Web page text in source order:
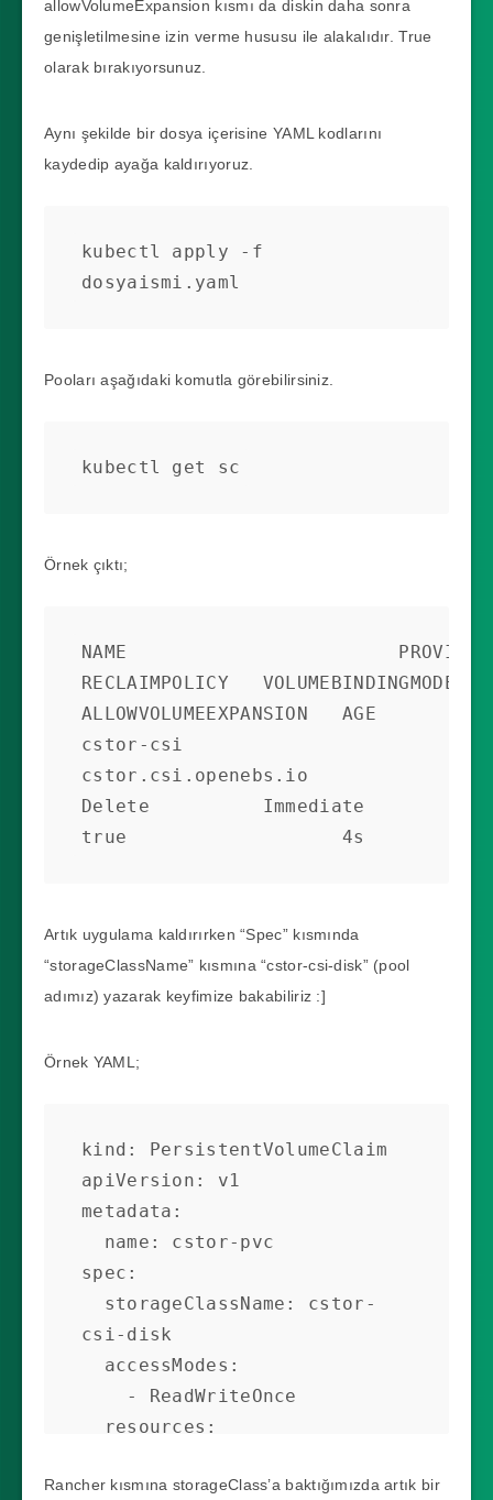
allowVolumeExpansion kısmı da diskin daha sonra
genişletilmesine izin verme hususu ile alakalıdır. True
olarak bırakıyorsunuz.
Aynı şekilde bir dosya içerisine YAML kodlarını
kaydedip ayağa kaldırıyoruz.
kubectl apply -f
dosyaismi.yaml
Pooları aşağıdaki komutla görebilirsiniz.
kubectl get sc
Örnek çıktı;
NAME
RECLAIMPOLICY   VOLUMEBINDINGMODE
ALLOWVOLUMEEXPANSION   AGE
cstor-csi
cstor.csi.openebs.io
Delete          Immediate
true                   4s
Artık uygulama kaldırırken “Spec” kısmında
“storageClassName” kısmına “cstor-csi-disk” (pool
adımız) yazarak keyfimize bakabiliriz :]
Örnek YAML;
kind: PersistentVolumeClaim
apiVersion: v1
metadata:
spec:
csi-disk
      storage: 5Gi
Rancher kısmına storageClass’a baktığımızda artık bir